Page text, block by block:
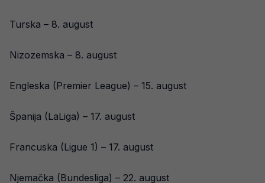
Turska – 8. august
Nizozemska – 8. august
Engleska (Premier League) – 15. august
Španija (LaLiga) – 17. august
Francuska (Ligue 1) – 17. august
Njemačka (Bundesliga) – 22. august